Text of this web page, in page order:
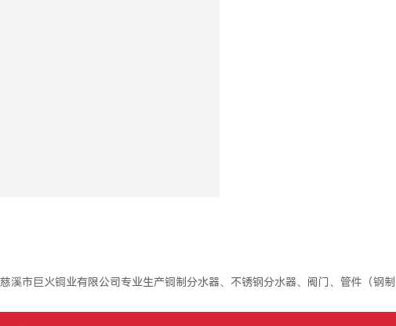
慈溪市巨火铜业有限公司专业生产铜制分水器、不锈钢分水器、阀门、管件（钢